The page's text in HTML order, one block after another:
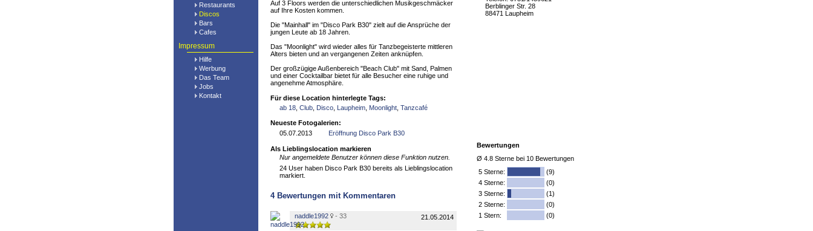
Restaurants
Discos
Bars
Cafes
Impressum
Hilfe
Werbung
Das Team
Jobs
Kontakt
Berblinger Str. 28
88471 Laupheim
Bewertungen
Ø 4.8 Sterne bei 10 Bewertungen
5 Sterne:
(9)
4 Sterne:
(0)
3 Sterne:
(1)
2 Sterne:
(0)
1 Stern:
(0)
Auf 3 Floors werden die unterschiedlichen Musikgeschmäcker
auf Ihre Kosten kommen.
Die "Mainhall" im "Disco Park B30" zielt auf die Ansprüche der
jungen Leute ab 18 Jahren.
Das "Moonlight" wird wieder alles für Tanzbegeisterte mittleren
Alters bieten und an vergangenen Zeiten anknüpfen.
Der großzügige Außenbereich "Beach Club" mit Sand, Palmen
und einer Cocktailbar bietet für alle Besucher eine ruhige und
angenehme Atmosphäre.
Für diese Location hinterlegte Tags:
ab 18 Club Disco Laupheim Moonlight Tanzcafé
Neueste Fotogalerien:
05.07.2013
Eröffnung Disco Park B30
Als Lieblingslocation markieren
Nur angemeldete Benutzer können diese Funktion nutzen.
24 User haben Disco Park B30 bereits als Lieblingslocation
markiert.
4Bewertungen mit Kommentaren
naddle1992 - 33 21.05.2014